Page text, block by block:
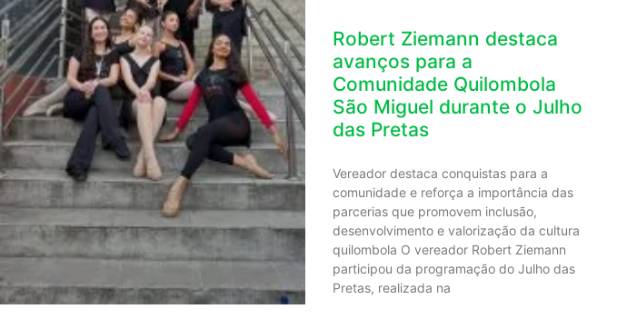
Robert Ziemann destaca
avanços para a
Comunidade Quilombola
São Miguel durante o Julho
das Pretas
Vereador destaca conquistas para a
comunidade e reforça a importância das
parcerias que promovem inclusão,
desenvolvimento e valorização da cultura
quilombola O vereador Robert Ziemann
participou da programação do Julho das
Pretas, realizada na